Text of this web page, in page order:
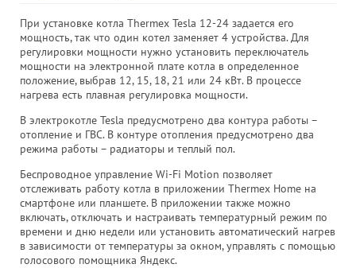
При установке котла Thermex Tesla 12-24 задается его
мощность, так что один котел заменяет 4 устройства. Для
регулировки мощности нужно установить переключатель
мощности на электронной плате котла в определенное
положение, выбрав 12, 15, 18, 21 или 24 кВт. В процессе
нагрева есть плавная регулировка мощности.
В электрокотле Tesla предусмотрено два контура работы –
отопление и ГВС. В контуре отопления предусмотрено два
режима работы – радиаторы и теплый пол.
Беспроводное управление Wi-Fi Motion позволяет
отслеживать работу котла в приложении Thermex Home на
смартфоне или планшете. В приложении также можно
включать, отключать и настраивать температурный режим по
времени и дню недели или установить автоматический нагрев
в зависимости от температуры за окном, управлять с помощью
голосового помощника Яндекс.